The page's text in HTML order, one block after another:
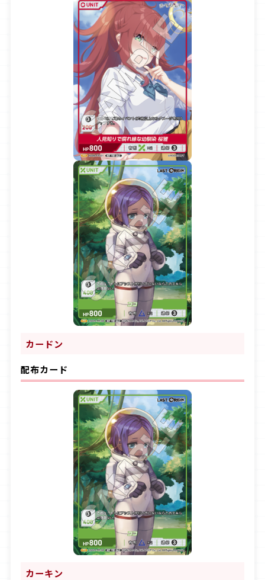
カードン
配布カード
カーキン